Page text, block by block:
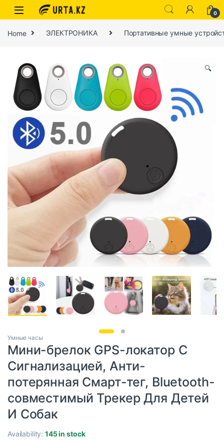
0
Home ЭЛЕКТРОНИКА Портативные умные
🔍
Умные часы
Мини-брелок GPS-локатор С
Сигнализацией, Анти-
потерянная Смарт-тег, Bluetooth-
совместимый Трекер Для Детей
И Собак
Availability:145 in stock